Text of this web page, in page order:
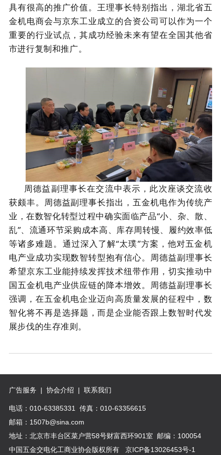
具有很高的推广价值。王理事长特别指出，湖北省五
金机电商会与京东工业成立的合资公司可以作为一个
重要的行业试点，其成功经验未来有望在全国其他省
市进行复制和推广。
周德益副理事长在交流中表示，此次座谈交流收
获颇丰。周德益副理事长指出，五金机电作为传统产
业，在数智化转型过程中确实面临产品“小、杂、散、
乱”、流通环节采购成本高、库存周转慢、履约效率低
等诸多难题。通过深入了解“太璞”方案，他对五金机
电产业成功实现数智转型抱有信心。周德益副理事长
希望京东工业能持续发挥技术纽带作用，切实推动中
国五金机电产业供应链的降本增效。周德益副理事长
强调，在五金机电企业迈向高质量发展的征程中，数
智化将不再是选择题，而是企业能否跟上数智时代发
展步伐的生存准则。
广告服务 | 协会介绍 | 联系我们
电话：010-63385331 传真：010-63356615
邮箱：1507b@sina.com
地址：北京市丰台区菜户营58号财富西环901室 邮编：100054
中国五金交电化工商业协会版权所有
京ICP备13026453号-1